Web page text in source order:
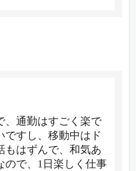
、通勤はすごく楽で
ですし、移動中はド
もはずんで、和気あ
ので、1日楽しく仕事